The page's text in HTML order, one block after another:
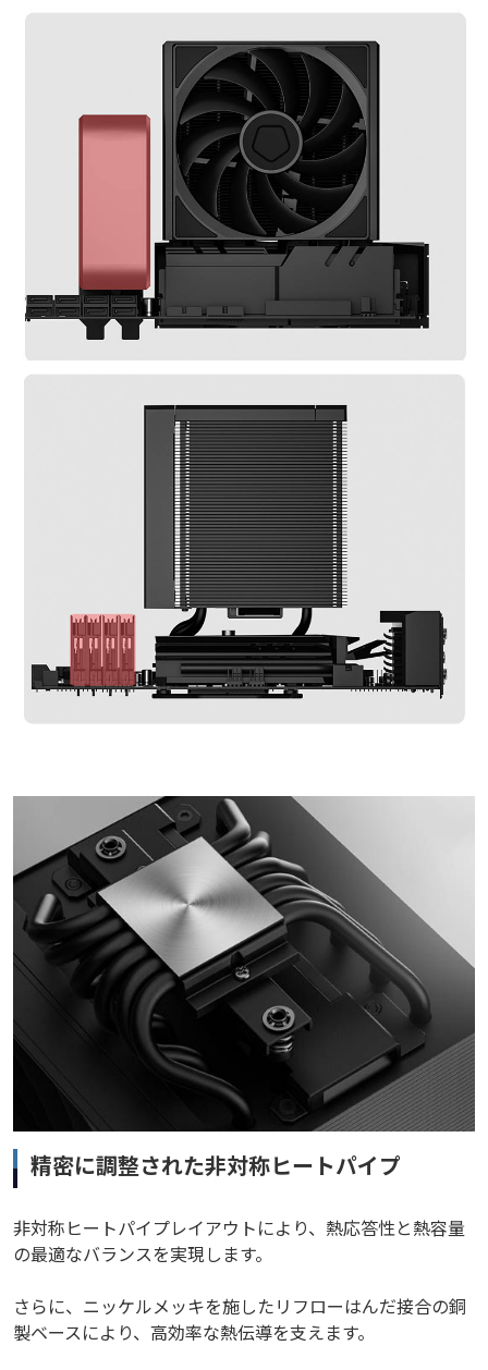
精密に調整された非対称ヒートパイプ
非対称ヒートパイプレイアウトにより、熱応答性と熱容量
の最適なバランスを実現します。
さらに、ニッケルメッキを施したリフローはんだ接合の銅
製ベースにより、高効率な熱伝導を支えます。